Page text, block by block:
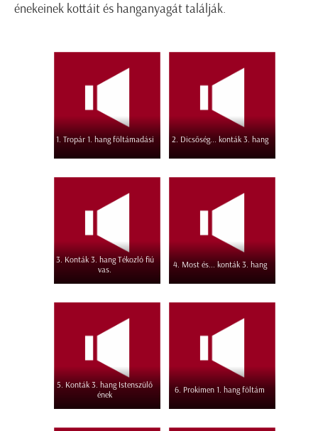
énekeinek kottáit és hanganyagát találják.
1. Tropár 1. hang föltámadási 2. Dicsőség... konták 3. hang
3. Konták 3. hang Tékozló fiú
vas.
4. Most és... konták 3. hang
5. Konták 3. hang Istenszülő
ének
6. Prokimen 1. hang föltám